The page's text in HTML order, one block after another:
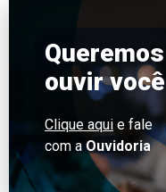
Queremos
ouvir você
Clique aqui e fale
com a Ouvidoria